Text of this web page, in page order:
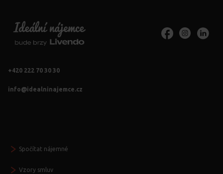
+420 222 70 30 30
info@idealninajemce.cz
Spočítat nájemné
Vzory smluv